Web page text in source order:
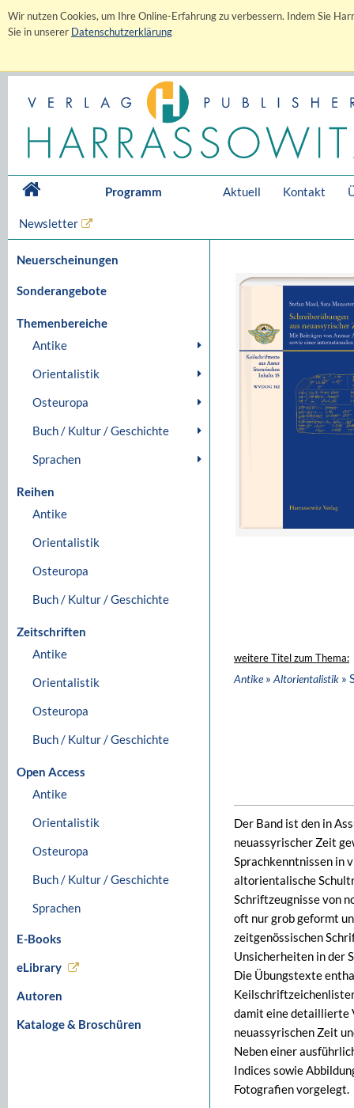
Wir nutzen Cookies, um Ihre Online-Erfahrung zu verbessern. Indem Sie
Sie in unserer Datenschutzerklärung
Programm Aktuell Kontakt
Newsletter
Neuerscheinungen
Sonderangebote
Themenbereiche
Antike
Orientalistik
Osteuropa
Buch / Kultur / Geschichte
Sprachen
Reihen
Antike
Orientalistik
Osteuropa
Buch / Kultur / Geschichte
Zeitschriften
Antike
Orientalistik
Osteuropa
Buch / Kultur / Geschichte
Open Access
Antike
Orientalistik
Osteuropa
Buch / Kultur / Geschichte
Sprachen
E-Books
eLibrary
Autoren
Kataloge & Broschüren
weitere Titel zum Thema:
Antike» Altorientalistik »
Der Band ist den in
neuassyrischer Zeit
Sprachkenntnissen in
altorientalische
Schriftzeugnisse von
oft nur grob geformt
zeitgenössischen
Unsicherheiten in der
Die Übungstexte
damit eine detaillierte
neuassyrischen Zeit
Neben einer
Indices sowie
Fotografien vorgelegt.